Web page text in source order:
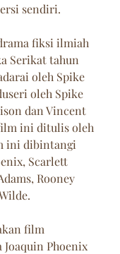
sendiri.
fiksi ilmiah
Serikat tahun
oleh Spike
oleh Spike
dan Vincent
ini ditulis oleh
ini dibintangi
Scarlett
Rooney
film
Phoenix